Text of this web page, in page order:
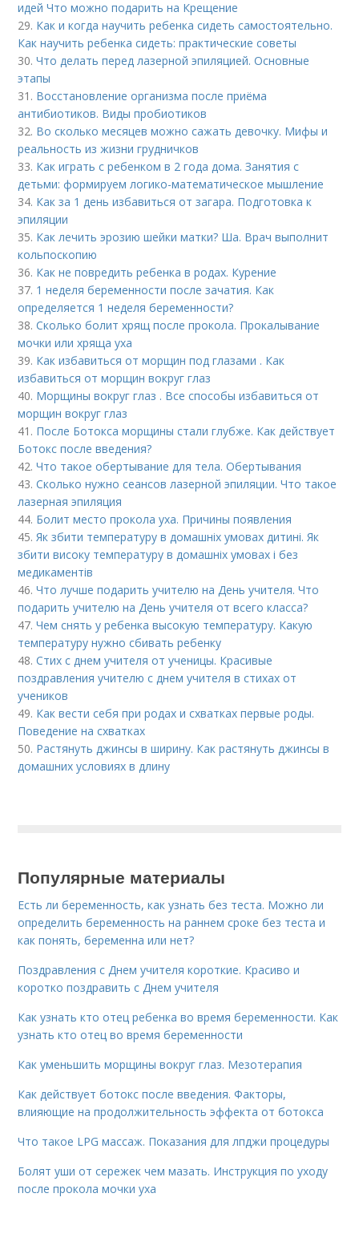
идей Что можно подарить на Крещение
29. Как и когда научить ребенка сидеть самостоятельно.
Как научить ребенка сидеть: практические советы
30.Что делать перед лазерной эпиляцией. Основные
этапы
31. Восстановление организма после приёма
антибиотиков. Виды пробиотиков
32. Во сколько месяцев можно сажать девочку. Мифы и
реальность из жизни грудничков
33. Как играть с ребенком в 2 года дома. Занятия с
детьми: формируем логико-математическое мышление
34. Как за 1 день избавиться от загара. Подготовка к
эпиляции
35. Как лечить эрозию шейки матки? Ша. Врач выполнит
кольпоскопию
36. Как не повредить ребенка в родах. Курение
37. 1 неделя беременности после зачатия. Как
определяется 1 неделя беременности?
38.Сколько болит хрящ после прокола. Прокалывание
мочки или хряща уха
39. Как избавиться от морщин под глазами . Как
избавиться от морщин вокруг глаз
40. Морщины вокруг глаз . Все способы избавиться от
морщин вокруг глаз
41. После Ботокса морщины стали глубже. Как действует
Ботокс после введения?
42.Что такое обертывание для тела. Обертывания
43.Сколько нужно сеансов лазерной эпиляции. Что такое
лазерная эпиляция
44. Болит место прокола уха. Причины появления
45. Як збити температуру в домашніх умовах дитині. Як
збити високу температуру в домашніх умовах і без
медикаментів
46.Что лучше подарить учителю на День учителя. Что
подарить учителю на День учителя от всего класса?
47.Чем снять у ребенка высокую температуру. Какую
температуру нужно сбивать ребенку
48.Стих с днем учителя от ученицы. Красивые
поздравления учителю с днем учителя в стихах от
учеников
49. Как вести себя при родах и схватках первые роды.
Поведение на схватках
50. Растянуть джинсы в ширину. Как растянуть джинсы в
домашних условиях в длину
Популярные материалы
Есть ли беременность, как узнать без теста. Можно ли
определить беременность на раннем сроке без теста и
как понять, беременна или нет?
Поздравления с Днем учителя короткие. Красиво и
коротко поздравить с Днем учителя
Как узнать кто отец ребенка во время беременности. Как
узнать кто отец во время беременности
Как уменьшить морщины вокруг глаз. Мезотерапия
Как действует ботокс после введения. Факторы,
влияющие на продолжительность эффекта от ботокса
Что такое LPG массаж. Показания для лпджи процедуры
Болят уши от сережек чем мазать. Инструкция по уходу
после прокола мочки уха